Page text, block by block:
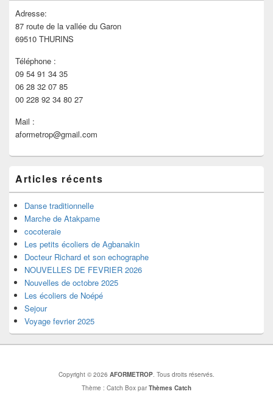
Adresse:
87 route de la vallée du Garon
69510 THURINS
Téléphone :
09 54 91 34 35
06 28 32 07 85
00 228 92 34 80 27
Mail :
aformetrop@gmail.com
Articles récents
Danse traditionnelle
Marche de Atakpame
cocoteraie
Les petits écoliers de Agbanakin
Docteur Richard et son echographe
NOUVELLES DE FEVRIER 2026
Nouvelles de octobre 2025
Les écoliers de Noépé
Sejour
Voyage fevrier 2025
Copyright © 2026 AFORMETROP. Tous droits réservés.
Thème : Catch Box parThèmes Catch